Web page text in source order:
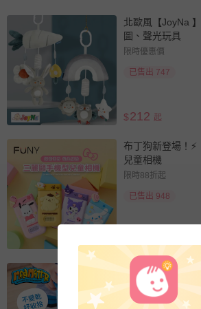
北歐風【JoyNa
圖、聲光玩具
限時優惠價
已售出 747
$212 起
布丁狗新登場！
兒童相機
限時88折起
已售出 948
大人小孩都瘋狂
Mattr】動力沙黏土
兩件9折再送好禮